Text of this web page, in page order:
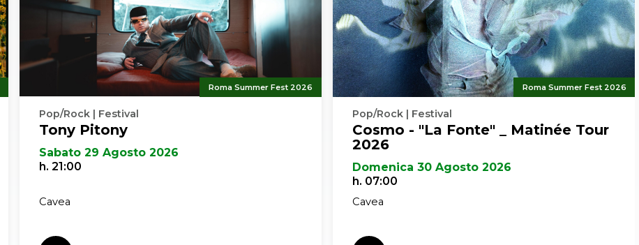
Roma Summer Fest 2026
Pop/Rock | Festival
Tony Pitony
Sabato 29 Agosto 2026
h. 21:00
Cavea
Roma Summer Fest 2026
Pop/Rock | Festival
Cosmo - "La Fonte" _ Matinée Tour
2026
Domenica 30 Agosto 2026
h. 07:00
Cavea